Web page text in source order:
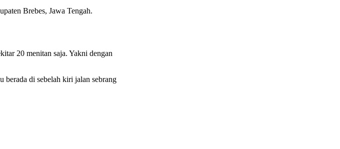
Brebes, Jawa Tengah.
20 menitan saja. Yakni dengan
berada di sebelah kiri jalan sebrang